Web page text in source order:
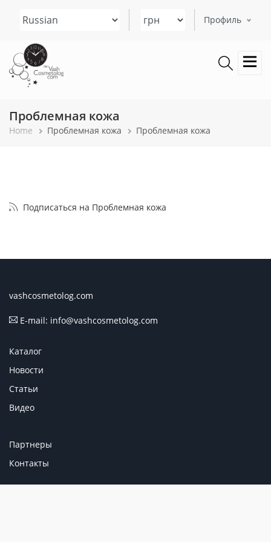
содержанию
Профиль
Проблемная кожа
Строка
Home Проблемная кожа Проблемная кожа
Подписаться на Проблемная кожа
vashcosmetolog.com
E-mail: info@vashcosmetolog.com
Каталог
Новости
Статьи
Видео
Партнеры
Контакты